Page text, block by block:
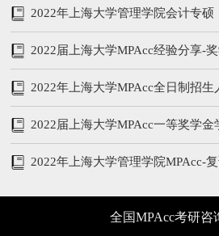
析
2022年上海大学管理学院会计专硕
和复试内容
2022届上海大学MPAcc经验分享-
管综和英语
2022年上海大学MPAcc全日制招生
2022届上海大学MPAcc一等奖学
验分享
2022年上海大学管理学院MPAcc-
说明
全国MPAcc考研咨